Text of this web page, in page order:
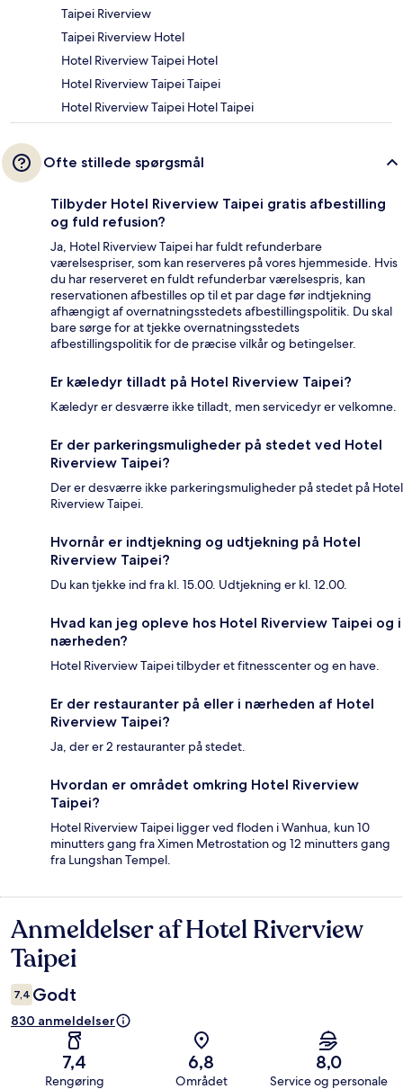
Taipei Riverview
Taipei Riverview Hotel
Hotel Riverview Taipei Hotel
Hotel Riverview Taipei Taipei
Hotel Riverview Taipei Hotel Taipei
Ofte stillede spørgsmål
Tilbyder Hotel Riverview Taipei gratis afbestilling
og fuld refusion?
Ja, Hotel Riverview Taipei har fuldt refunderbare
værelsespriser, som kan reserveres på vores hjemmeside. Hvis
du har reserveret en fuldt refunderbar værelsespris, kan
reservationen afbestilles op til et par dage før indtjekning
afhængigt af overnatningsstedets afbestillingspolitik. Du skal
bare sørge for at tjekke overnatningsstedets
afbestillingspolitik for de præcise vilkår og betingelser.
Er kæledyr tilladt på Hotel Riverview Taipei?
Kæledyr er desværre ikke tilladt, men servicedyr er velkomne.
Er der parkeringsmuligheder på stedet ved Hotel
Riverview Taipei?
Der er desværre ikke parkeringsmuligheder på stedet på Hotel
Riverview Taipei.
Hvornår er indtjekning og udtjekning på Hotel
Riverview Taipei?
Du kan tjekke ind fra kl. 15.00. Udtjekning er kl. 12.00.
Hvad kan jeg opleve hos Hotel Riverview Taipei og i
nærheden?
Hotel Riverview Taipei tilbyder et fitnesscenter og en have.
Er der restauranter på eller i nærheden af Hotel
Riverview Taipei?
Ja, der er 2 restauranter på stedet.
Hvordan er området omkring Hotel Riverview
Taipei?
Hotel Riverview Taipei ligger ved floden i Wanhua, kun 10
minutters gang fra Ximen Metrostation og 12 minutters gang
fra Lungshan Tempel.
Anmeldelser
Anmeldelser af Hotel Riverview
Taipei
7,4 Godt
830 anmeldelser
7,4
Rengøring
6,8
Området
8,0
Service og personale